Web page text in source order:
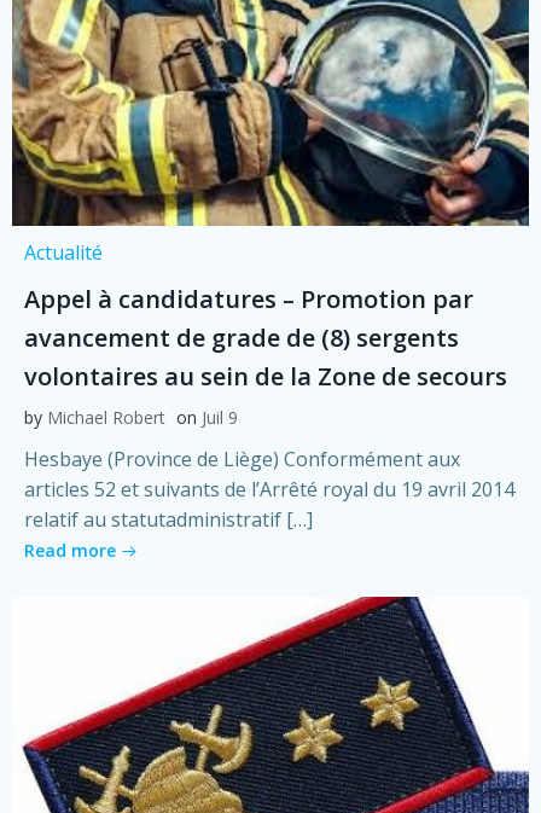
Actualité
Appel à candidatures – Promotion par
avancement de grade de (8) sergents
volontaires au sein de la Zone de secours
by Michael Robert on Juil 9
Hesbaye (Province de Liège) Conformément aux
articles 52 et suivants de l’Arrêté royal du 19 avril 2014
relatif au statutadministratif […]
Read more